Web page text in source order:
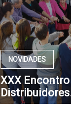
NOVIDADES
XXX